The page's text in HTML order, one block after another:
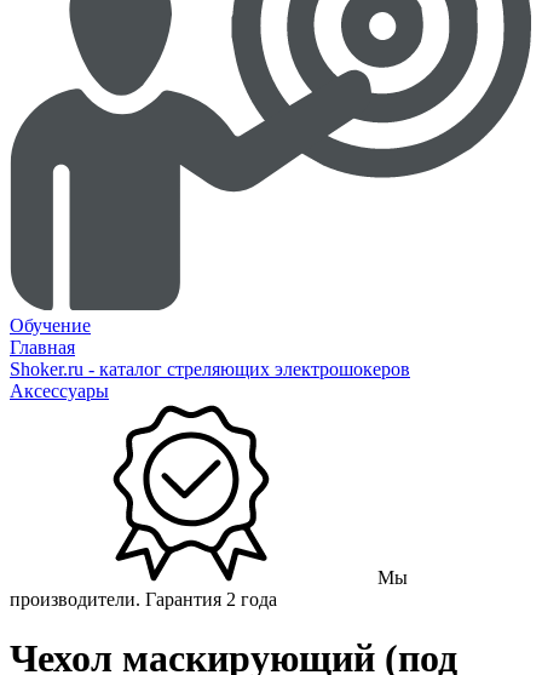
Обучение
Главная
Shoker.ru - каталог стреляющих электрошокеров
Аксессуары
Мы
производители. Гарантия 2 года
Чехол маскирующий (под